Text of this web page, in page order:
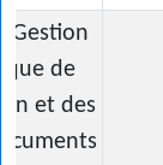
Gestion
de
et des